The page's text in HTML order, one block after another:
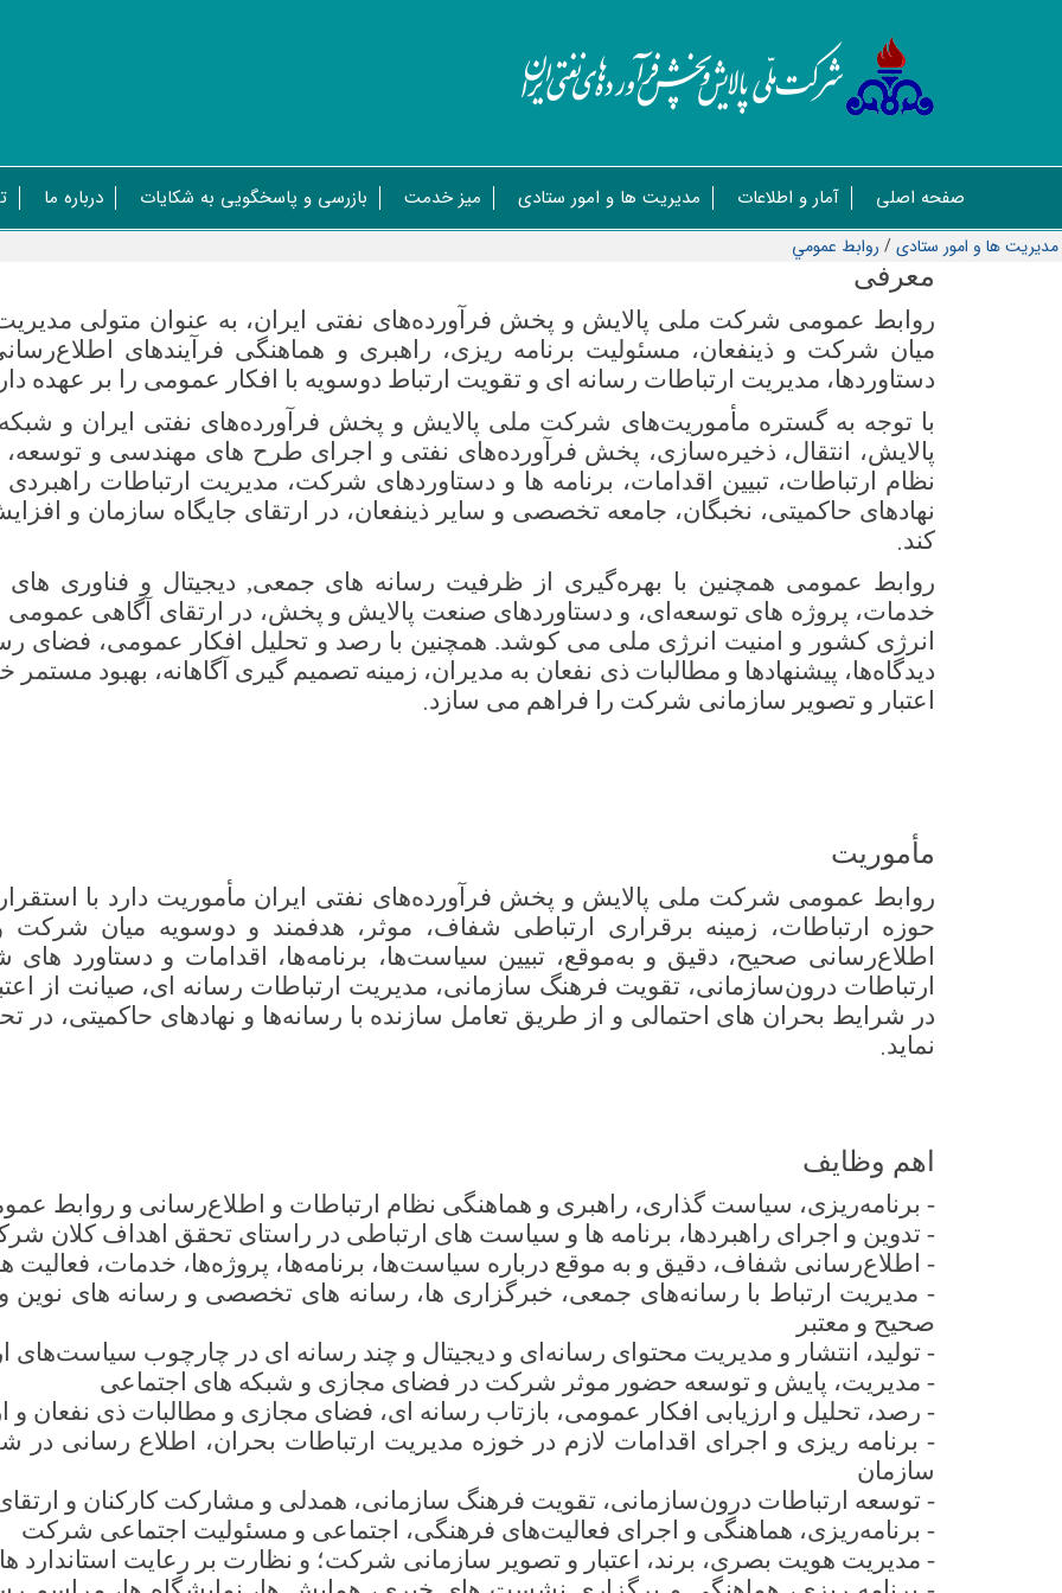
صفحه اصلی آمار و اطلاعات مدیریت ها و امور ستادی میز خدمت بازرسی و پاسخگویی به شکایات درباره ما
مدیریت ها و امور ستادی/ روابط عمومي
معرفی
روابط عمومی شرکت ملی پالایش و پخش فرآورده‌های نفتی ایران، به عنوان متولی
میان شرکت و ذینفعان، مسئولیت برنامه ریزی، راهبری و هماهنگی فرآیندهای
دستاوردها، مدیریت ارتباطات رسانه ای و تقویت ارتباط دوسویه با افکار عمومی را بر عهده
با توجه به گستره مأموریت‌های شرکت ملی پالایش و پخش فرآورده‌های نفتی ایران و
پالایش، انتقال، ذخیره‌سازی، پخش فرآورده‌های نفتی و اجرای طرح های مهندسی و توسعه،
نظام ارتباطات، تبیین اقدامات، برنامه ها و دستاوردهای شرکت، مدیریت ارتباطات
نهادهای حاکمیتی، نخبگان، جامعه تخصصی و سایر ذینفعان، در ارتقای جایگاه سازمان و
کند.
روابط عمومی همچنین با بهره‌گیری از ظرفیت رسانه های جمعی, دیجیتال و فناوری های
خدمات، پروژه های توسعه‌ای، و دستاوردهای صنعت پالایش و پخش، در ارتقای آگاهی
انرژی کشور و امنیت انرژی ملی می کوشد. همچنین با رصد و تحلیل افکار عمومی، فضای
دیدگاه‌ها، پیشنهادها و مطالبات ذی نفعان به مدیران، زمینه‌ تصمیم گیری آگاهانه، بهبود
اعتبار و تصویر سازمانی شرکت را فراهم می سازد.
مأموریت
روابط عمومی شرکت ملی پالایش و پخش فرآورده‌های نفتی ایران مأموریت دارد با
حوزه ارتباطات، زمینه برقراری ارتباطی شفاف، موثر، هدفمند و دوسویه میان
اطلاع‌رسانی صحیح، دقیق و به‌موقع، تبیین سیاست‌ها، برنامه‌ها، اقدامات و دستاورد
ارتباطات درون‌سازمانی، تقویت فرهنگ سازمانی، مدیریت ارتباطات رسانه ای، صیانت از
در شرایط بحران های احتمالی و از طریق تعامل سازنده با رسانه‌ها و نهادهای حاکمیتی،
نماید.
اهم وظایف
- برنامه‌ریزی، سیاست گذاری، راهبری و هماهنگی نظام ارتباطات و اطلاع‌رسانی و روابط
- تدوین و اجرای راهبردها، برنامه ها و سیاست های ارتباطی در راستای تحقق اهداف کلان
- اطلاع‌رسانی شفاف، دقیق و به موقع درباره سیاست‌ها، برنامه‌ها، پروژه‌ها، خدمات،
- مدیریت ارتباط با رسانه‌های جمعی، خبرگزاری ها، رسانه های تخصصی و رسانه های
صحیح و معتبر
- تولید، انتشار و مدیریت محتوای رسانه‌ای و دیجیتال و چند رسانه ای در چارچوب
- مدیریت، پایش و توسعه حضور موثر شرکت در فضای مجازی و شبکه های اجتماعی
- رصد، تحلیل و ارزیابی افکار عمومی، بازتاب رسانه ای، فضای مجازی و مطالبات ذی نفعان و
- برنامه ریزی و اجرای اقدامات لازم در خوزه مدیریت ارتباطات بحران، اطلاع رسانی
سازمان
- توسعه ارتباطات درون‌سازمانی، تقویت فرهنگ سازمانی، همدلی و مشارکت کارکنان و
- برنامه‌ریزی، هماهنگی و اجرای فعالیت‌های فرهنگی، اجتماعی و مسئولیت اجتماعی شرکت
- مدیریت هویت بصری، برند، اعتبار و تصویر سازمانی شرکت؛ و نظارت بر رعایت استاندارد